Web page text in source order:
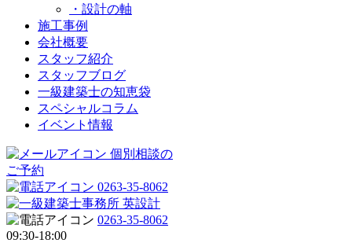
・設計の軸
施工事例
会社概要
スタッフ紹介
スタッフブログ
一級建築士の知恵袋
スペシャルコラム
イベント情報
個別相談の
ご予約
0263-35-8062
0263-35-8062
09:30-18:00